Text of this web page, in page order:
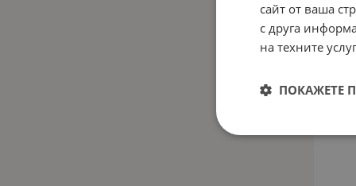
сайт от ваша
с друга
на техните
ПОКАЖЕТЕ